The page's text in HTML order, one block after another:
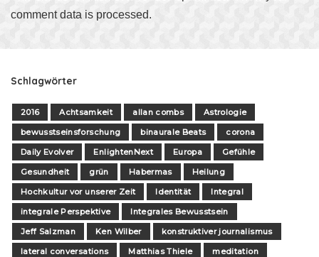
comment data is processed.
Schlagwörter
2016 Achtsamkeit allan combs
Astrologie
bewusstseinsforschung
binaurale Beats
corona
Daily Evolver
EnlightenNext Europa
Gefühle
Gesundheit
grün Habermas
Heilung
Hochkultur vor unserer Zeit
Identität
Integral
integrale Perspektive
Integrales Bewusstsein
Jeff Salzman
Ken Wilber
konstruktiver journalismus
lateral conversations
Matthias Thiele
meditation